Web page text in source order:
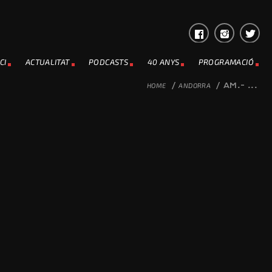
ACTUALITAT PODCASTS 40 ANYS PROGRAMACIÓ
HOME / ANDORRA / AM.- ...